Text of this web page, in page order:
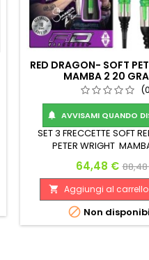
RED DRAGON- SOFT
MAMBA 2 20
 AVVISAMI QUANDO
SET 3 FRECCETTE SOFT
PETER WRIGHT
TUNGSTENO CORPO 18
(MONTATE 20 GRAMMI)
6.55 mm
Prezzo
64,48 €
 Aggiungi al carrello
 Non